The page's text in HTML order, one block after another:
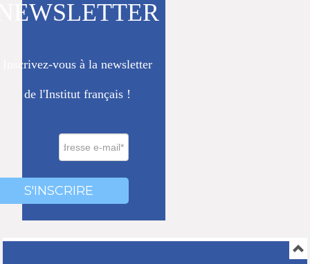
Inscrivez-vous à la newsletter
de l'Institut français !
S'INSCRIRE